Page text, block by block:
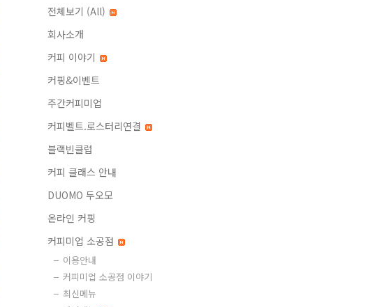
전체보기 (All)
회사소개
커피 이야기
커핑&이벤트
주간커피미업
커피벨트.로스터리연결
블랙빈클럽
커피 클래스 안내
DUOMO 두오모
온라인 커핑
커피미업 소공점
이용안내
커피미업 소공점 이야기
최신메뉴